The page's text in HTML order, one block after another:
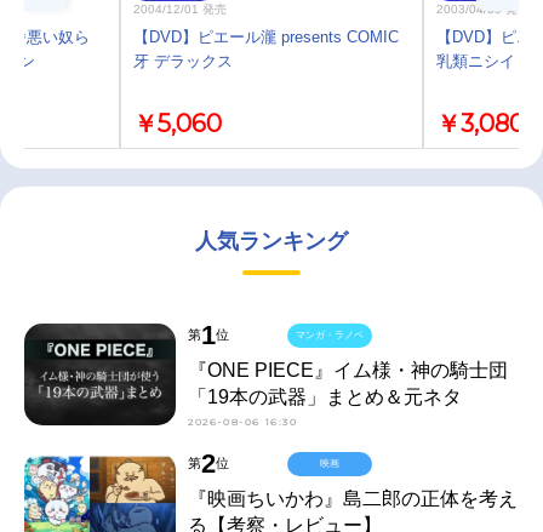
番悪い奴ら
ン
2004/12/01 発売
【DVD】ピエール瀧 presents COMIC
牙 デラックス
￥5,060
2003/04/09 発売
【DVD】ピ
乳類ニシイ
￥3,080
人気ランキング
第1位
『ONE PIECE』イム様・神の騎士団
「19本の武器」まとめ＆元ネタ
2026-08-06 16:30
マンガ・ラノベ
第2位
『映画ちいかわ』島二郎の正体を考え
る【考察・レビュー】
映画